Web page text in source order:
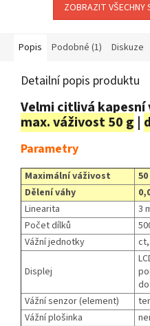
ZOBRAZIT VŠECHNY
Popis Podobné (1) Diskuze
Detailní popis produktu
Velmi citlivá kapesní
max. váživost 50 g |
Parametry
Maximální váživost
Dělení váhy
Linearita
3
Počet dílků
Vážní jednotky
Displej
Vážní senzor (element)
Vážní plošinka